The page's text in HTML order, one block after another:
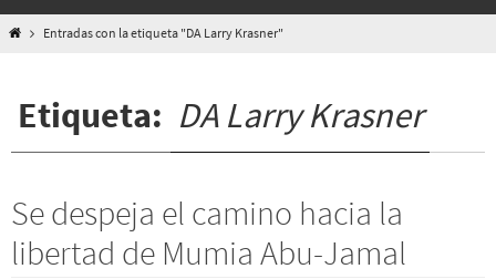
InicioEntradas con la etiqueta "DA Larry Krasner"
Etiqueta: DA Larry Krasner
Se despeja el camino hacia la
libertad de Mumia Abu-Jamal